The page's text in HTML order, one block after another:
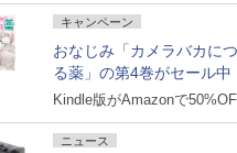
キャンペーン
おなじみ「カメラバカに
る薬」の第4巻がセール中
Kindle版がAmazonで
ニュース